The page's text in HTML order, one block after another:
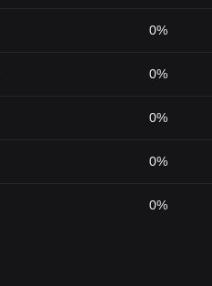
0%
0%
0%
0%
0%